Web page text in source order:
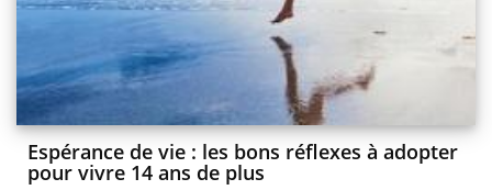
Espérance de vie : les bons réflexes à adopter
pour vivre 14 ans de plus